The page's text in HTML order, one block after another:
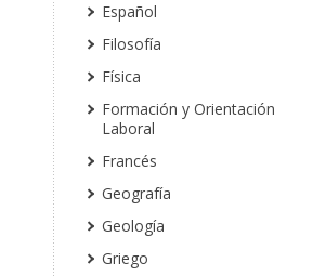
Español
Filosofía
Física
Formación y Orientación
Laboral
Francés
Geografía
Geología
Griego